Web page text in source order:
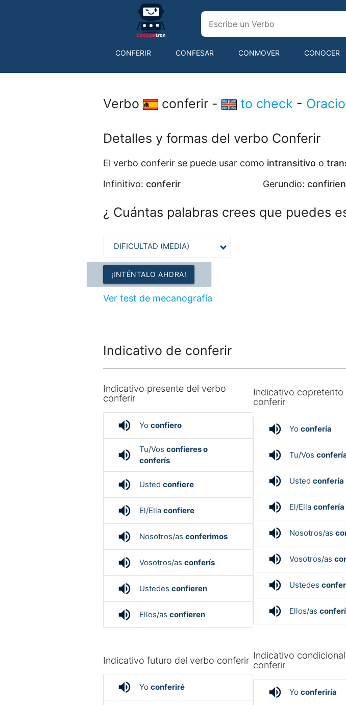
CONFERIR CONFESAR CONMOVER CONOCER
Verbo conferir - to check -
Detalles y formas del verbo Conferir
El verbo conferir se puede usar como intransitivo o
Infinitivo: conferir Gerundio:
¿ Cuántas palabras crees que puedes
¡INTÉNTALO AHORA!
Ver test de mecanografía
Indicativo de conferir
Indicativo presente del verbo
conferir
volume_up Yo confiero
volume_up Tu/Vos confieres o
conferís
volume_up Usted confiere
volume_up El/Ella confiere
volume_up Nosotros/as conferimos
volume_up Vosotros/as conferís
volume_up Ustedes confieren
volume_up Ellos/as confieren
Indicativo copreterito
conferir
volume_up Yoconfería
volume_up Tu/Vos
volume_up Ustedconfería
volume_up El/Ellaconfería
volume_up Nosotros/as
volume_up Vosotros/as
volume_up Ustedes
volume_up Ellos/as
Indicativo futuro del verbo conferir
volume_up Yo conferiré
Indicativo
conferir
volume_up Yoconferiría